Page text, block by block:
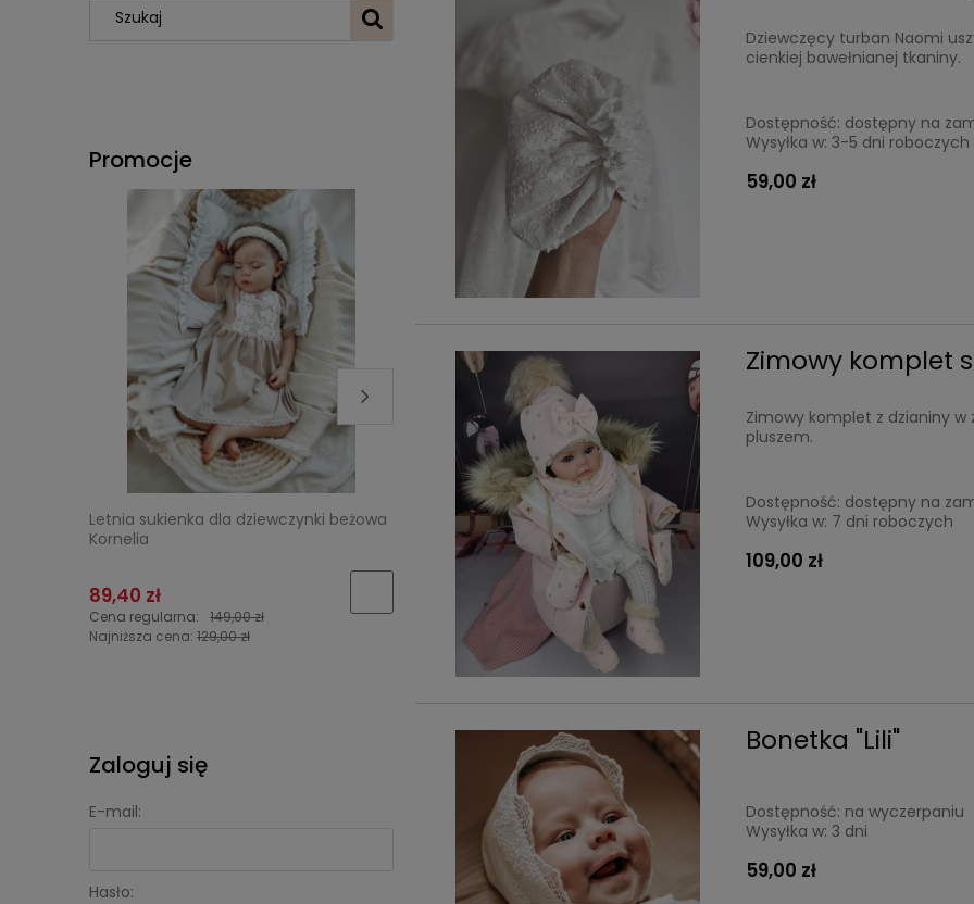
Promocje
Letnia sukienka dla dziewczynki beżowa
Kornelia
89,40 zł
Cena regularna:
149,00 zł
Najniższa cena: 129,00 zł
Sukienka Julia. Waniliowa z falbankami.
Na chrzest.
Cena regularna:
149,00 zł
Najniższa cena:
149,00 zł
Tiulowa sukienka dla
Zaloguj się
E-mail:
Hasło:
Dziewczęcy turban Naomi
cienkiej bawełnianej tkaniny.
Dostępność: dostępny na
Wysyłka w: 3-5 dni roboczych
59,00 zł
Zimowy komplet
Zimowy komplet z dzianiny w
pluszem.
Dostępność: dostępny na
Wysyłka w: 7 dni roboczych
109,00 zł
Bonetka "Lili"
Dostępność: na wyczerpaniu
Wysyłka w: 3 dni
59,00 zł